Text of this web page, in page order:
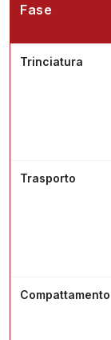
Fase
Trinciatura
Trasporto
Compattamento